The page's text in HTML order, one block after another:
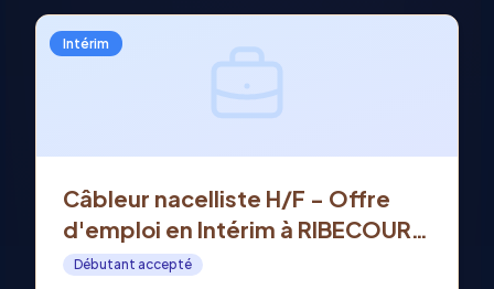
Intérim
Câbleur nacelliste H/F - Offre
d'emploi en Intérim à RIBECOURT
DRESLINCOURT (60)
Débutant accepté